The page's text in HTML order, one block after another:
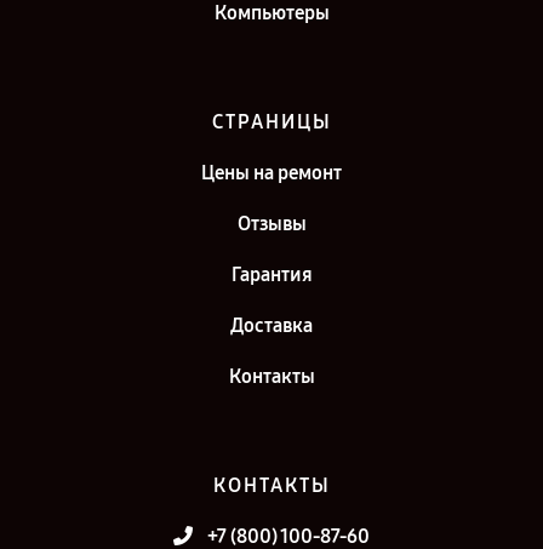
Компьютеры
СТРАНИЦЫ
Цены на ремонт
Отзывы
Гарантия
Доставка
Контакты
КОНТАКТЫ
+7 (800) 100-87-60